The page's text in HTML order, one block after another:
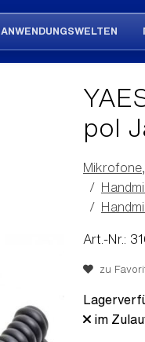
ANWENDUNGSWELTEN
pol
Art.-Nr.:
zu
im